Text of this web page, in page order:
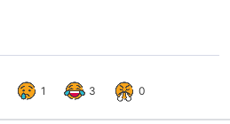
1 3 0